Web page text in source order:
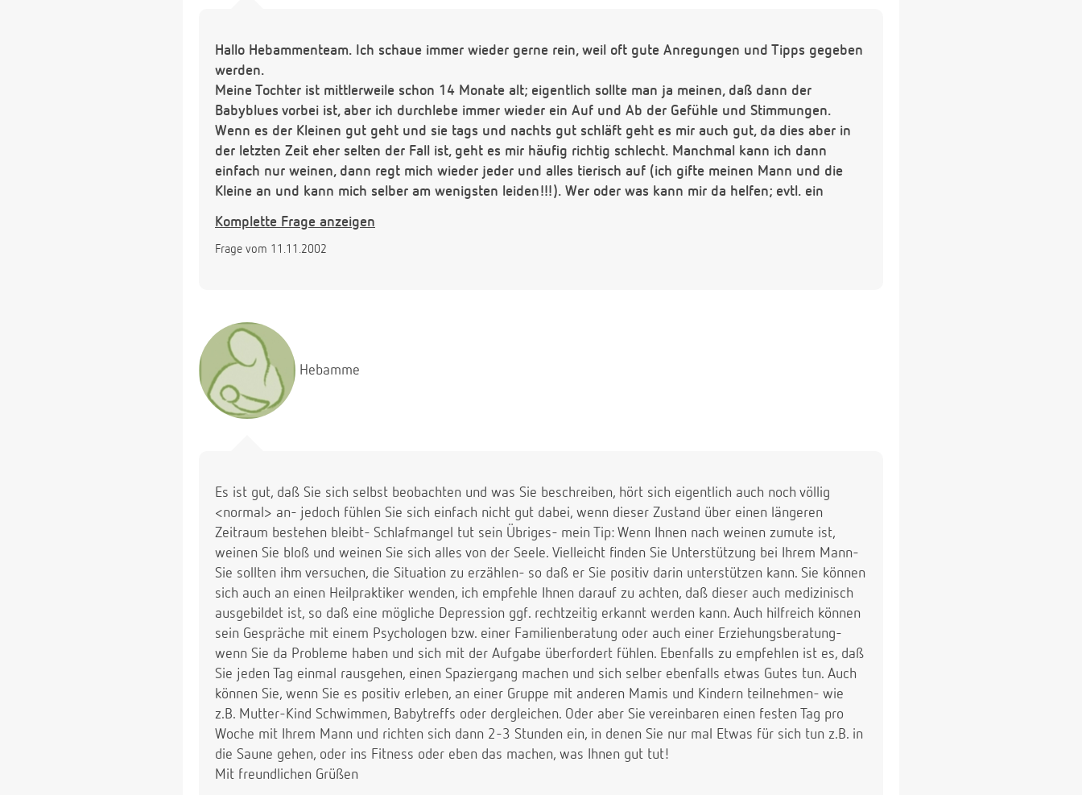
Hallo Hebammenteam. Ich schaue immer wieder gerne rein, weil oft gute Anregungen und Tipps gegeben
werden.
Meine Tochter ist mittlerweile schon 14 Monate alt; eigentlich sollte man ja meinen, daß dann der
Babyblues vorbei ist, aber ich durchlebe immer wieder ein Auf und Ab der Gefühle und Stimmungen.
Wenn es der Kleinen gut geht und sie tags und nachts gut schläft geht es mir auch gut, da dies aber in
der letzten Zeit eher selten der Fall ist, geht es mir häufig richtig schlecht. Manchmal kann ich dann
einfach nur weinen, dann regt mich wieder jeder und alles tierisch auf (ich gifte meinen Mann und die
Kleine an und kann mich selber am wenigsten leiden!!!). Wer oder was kann mir da helfen; evtl. ein
Danke.
Komplette Frage anzeigen
Frage vom 11.11.2002
Hebamme
Es ist gut, daß Sie sich selbst beobachten und was Sie beschreiben, hört sich eigentlich auch noch völlig
<normal> an- jedoch fühlen Sie sich einfach nicht gut dabei, wenn dieser Zustand über einen längeren
Zeitraum bestehen bleibt- Schlafmangel tut sein Übriges- mein Tip: Wenn Ihnen nach weinen zumute ist,
weinen Sie bloß und weinen Sie sich alles von der Seele. Vielleicht finden Sie Unterstützung bei Ihrem Mann-
Sie sollten ihm versuchen, die Situation zu erzählen- so daß er Sie positiv darin unterstützen kann. Sie können
sich auch an einen Heilpraktiker wenden, ich empfehle Ihnen darauf zu achten, daß dieser auch medizinisch
ausgebildet ist, so daß eine mögliche Depression ggf. rechtzeitig erkannt werden kann. Auch hilfreich können
sein Gespräche mit einem Psychologen bzw. einer Familienberatung oder auch einer Erziehungsberatung-
wenn Sie da Probleme haben und sich mit der Aufgabe überfordert fühlen. Ebenfalls zu empfehlen ist es, daß
Sie jeden Tag einmal rausgehen, einen Spaziergang machen und sich selber ebenfalls etwas Gutes tun. Auch
können Sie, wenn Sie es positiv erleben, an einer Gruppe mit anderen Mamis und Kindern teilnehmen- wie
z.B. Mutter-Kind Schwimmen, Babytreffs oder dergleichen. Oder aber Sie vereinbaren einen festen Tag pro
Woche mit Ihrem Mann und richten sich dann 2-3 Stunden ein, in denen Sie nur mal Etwas für sich tun z.B. in
die Saune gehen, oder ins Fitness oder eben das machen, was Ihnen gut tut!
Mit freundlichen Grüßen